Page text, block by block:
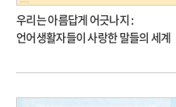
우리는 아름답게 어긋나지 :
언어생활자들이 사랑한 말들의 세계